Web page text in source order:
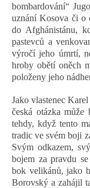
bombardování“
uznání Kosova či o
do Afghánistánu,
pastevců a
výročí jeho úmrtí,
hroby obětí oněch
položeny jeho
Jako vlastenec
česká otázka může
tehdy, když tento
tradic ve svém boji
Svým odkazem,
bojem za pravdu
bok velikánů, jako
Borovský a zahájil